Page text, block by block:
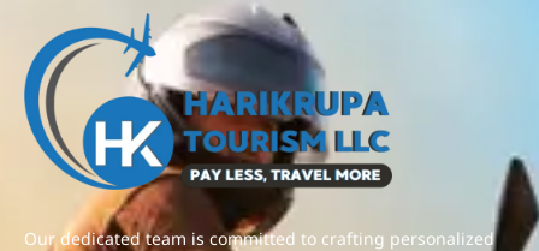
Our dedicated team is committed to crafting personalized